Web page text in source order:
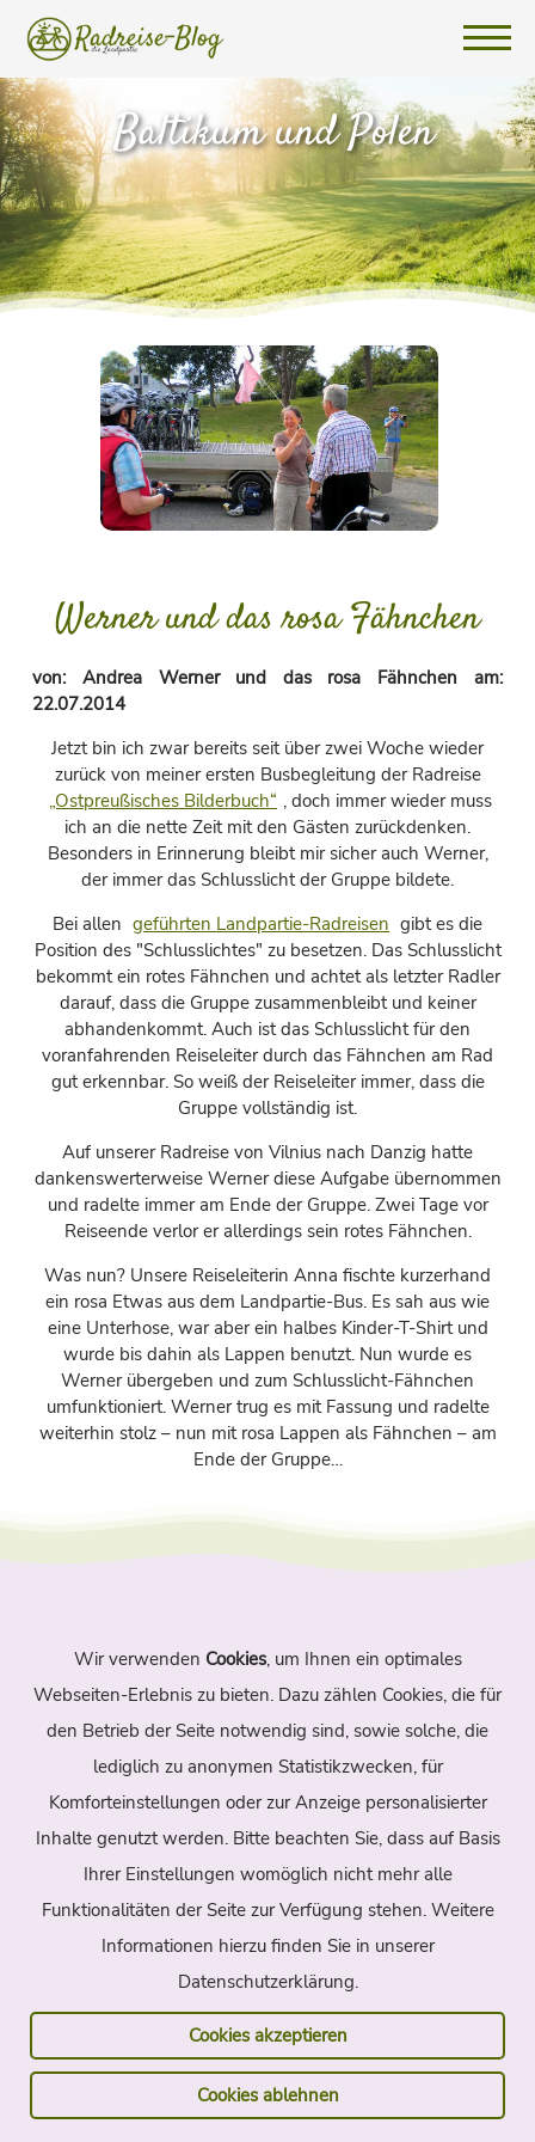
Baltikum und Polen
Werner und das rosa Fähnchen
von:Andrea Werner und das rosa Fähnchen am:
22.07.2014
Jetzt bin ich zwar bereits seit über zwei Woche wieder
zurück von meiner ersten Busbegleitung der Radreise
„Ostpreußisches Bilderbuch“ , doch immer wieder muss
ich an die nette Zeit mit den Gästen zurückdenken.
Besonders in Erinnerung bleibt mir sicher auch Werner,
der immer das Schlusslicht der Gruppe bildete.
Bei allen geführten Landpartie-Radreisen gibt es die
Position des "Schlusslichtes" zu besetzen. Das Schlusslicht
bekommt ein rotes Fähnchen und achtet als letzter Radler
darauf, dass die Gruppe zusammenbleibt und keiner
abhandenkommt. Auch ist das Schlusslicht für den
voranfahrenden Reiseleiter durch das Fähnchen am Rad
gut erkennbar. So weiß der Reiseleiter immer, dass die
Gruppe vollständig ist.
Auf unserer Radreise von Vilnius nach Danzig hatte
dankenswerterweise Werner diese Aufgabe übernommen
und radelte immer am Ende der Gruppe. Zwei Tage vor
Reiseende verlor er allerdings sein rotes Fähnchen.
Was nun? Unsere Reiseleiterin Anna fischte kurzerhand
ein rosa Etwas aus dem Landpartie-Bus. Es sah aus wie
eine Unterhose, war aber ein halbes Kinder-T-Shirt und
wurde bis dahin als Lappen benutzt. Nun wurde es
Werner übergeben und zum Schlusslicht-Fähnchen
umfunktioniert. Werner trug es mit Fassung und radelte
weiterhin stolz – nun mit rosa Lappen als Fähnchen – am
Ende der Gruppe…
Navigation
Home Themen Autoren
Sitemap Impressum Datenschutz
Partner
Die Landpartie Radreisen Frankreich
Radreisen Italien Havelradweg
Ostsee-Radweg
Wir verwenden Cookies, um Ihnen ein optimales
Webseiten-Erlebnis zu bieten. Dazu zählen Cookies, die für
den Betrieb der Seite notwendig sind, sowie solche, die
lediglich zu anonymen Statistikzwecken, für
Komforteinstellungen oder zur Anzeige personalisierter
Inhalte genutzt werden. Bitte beachten Sie, dass auf Basis
Ihrer Einstellungen womöglich nicht mehr alle
Funktionalitäten der Seite zur Verfügung stehen. Weitere
Informationen hierzu finden Sie in unserer
Datenschutzerklärung.
Cookies akzeptieren
Cookies ablehnen